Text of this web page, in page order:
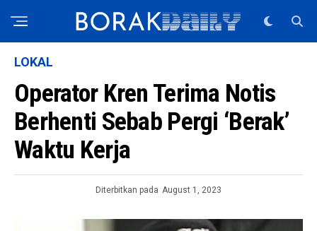
LOKAL
Operator Kren Terima Notis
Berhenti Sebab Pergi ‘Berak’
Waktu Kerja
Diterbitkan pada August 1, 2023